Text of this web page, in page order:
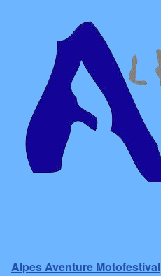
Alpes Aventure Motofestival